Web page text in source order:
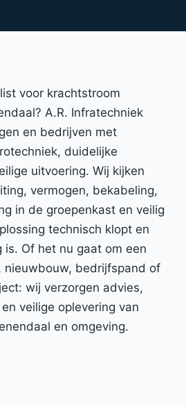
voor krachtstroom
A.R. Infratechniek
en bedrijven met
duidelijke
uitvoering. Wij kijken
vermogen, bekabeling,
in de groepenkast en veilig
technisch klopt en
Of het nu gaat om een
nieuwbouw, bedrijfspand of
wij verzorgen advies,
veilige oplevering van
en omgeving.